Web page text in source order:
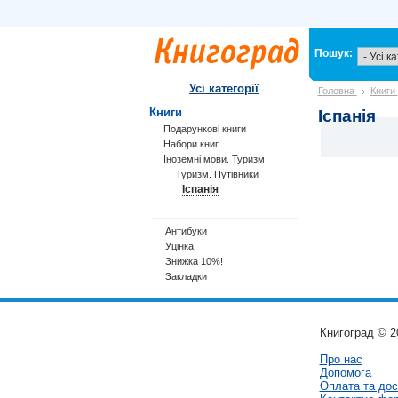
Пошук:
Головна Книги
Іспанія
Усі категорії
Книги
Подарункові книги
Набори книг
Іноземні мови. Туризм
Туризм. Путівники
Іспанія
Антибуки
Уцінка!
Знижка 10%!
Закладки
Книгоград ©
Про нас
Допомога
Оплата та